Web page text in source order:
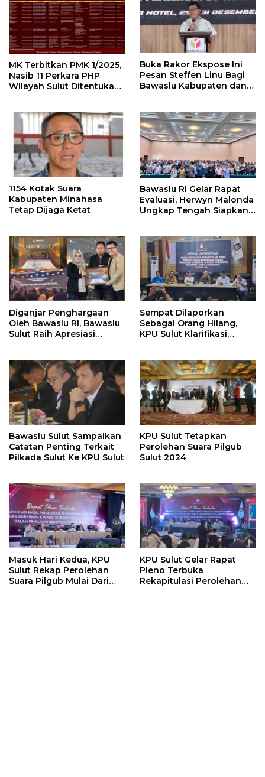
MK Terbitkan PMK 1/2025,
Nasib 11 Perkara PHP
Wilayah Sulut Ditentukan
Buka Rakor Ekspose Ini
Pesan Steffen Linu Bagi
Bawaslu Kabupaten dan
1154 Kotak Suara
Kabupaten Minahasa
Tetap Dijaga Ketat
Bawaslu RI Gelar Rapat
Evaluasi, Herwyn Malonda
Ungkap Tengah Siapkan
Diganjar Penghargaan
Oleh Bawaslu RI, Bawaslu
Sulut Raih Apresiasi
Sempat Dilaporkan
Sebagai Orang Hilang,
KPU Sulut Klarifikasi
Bawaslu Sulut Sampaikan
Catatan Penting Terkait
Pilkada Sulut Ke KPU Sulut
KPU Sulut Tetapkan
Perolehan Suara Pilgub
Sulut 2024
Masuk Hari Kedua, KPU
Sulut Rekap Perolehan
Suara Pilgub Mulai Dari
KPU Sulut Gelar Rapat
Pleno Terbuka
Rekapitulasi Perolehan